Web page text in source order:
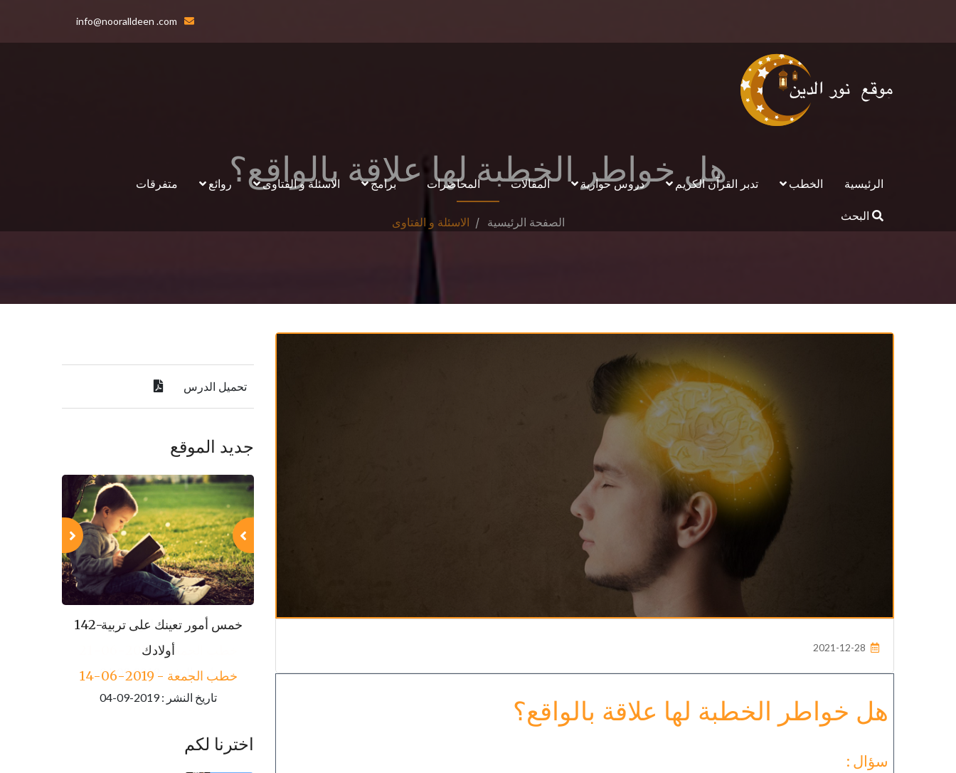
info@nooralldeen .com
الرئيسية الخطب تدبر القرآن الكريم دروس حوارية المقالات المحاضرات برامج الاسئلة و الفتاوى روائع متفرقات
البحث
هل خواطر الخطبة لها علاقة بالواقع؟
الصفحة الرئيسية الاسئلة و الفتاوى
2021-12-28
هل خواطر الخطبة لها علاقة بالواقع؟
سؤال :
تحميل الدرس
جديد الموقع
142-خمس أمور تعينك على تربية
أولادك
خطب الجمعة - 2019-06-14
تاريخ النشر : 2019-09-04
143-مكارم الأخلاق
خطب الجمعة - 2019-06-21
تاريخ النشر : 2019-09-04
144-حفظ العقل
تاريخ النشر : 2019-09-04
142-خمس أمور تعينك على تربية
خطب الجمعة - 2019-06-14
143-مكارم الأخلاق
خطب الجمعة - 2019-06-21
تاريخ النشر : 2019-09-04
اخترنا لكم